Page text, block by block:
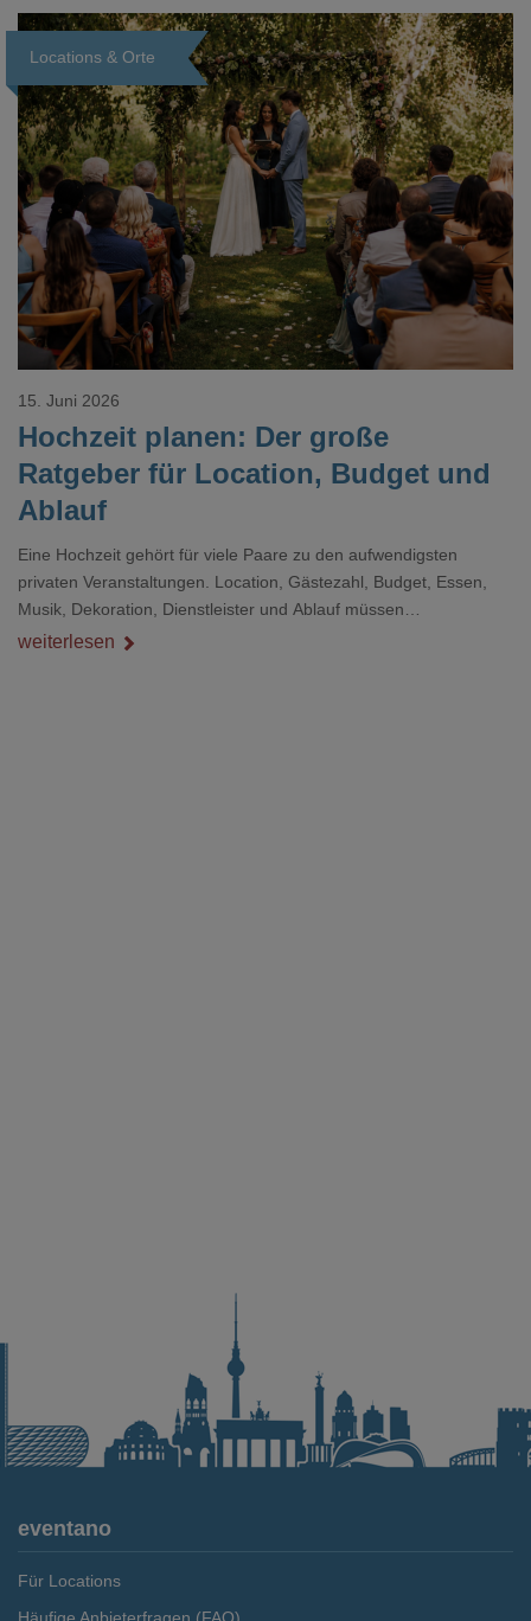
Dokument gesucht hat, kennt das mulmige Gefühl.
Locations & Orte
Loading...
Hochzeit planen: Der große
Ratgeber für Location, Budget und
Ablauf
15. Juni 2026
Eine Hochzeit gehört für viele Paare zu den aufwendigsten
privaten Veranstaltungen. Location, Gästezahl, Budget, Essen,
Musik, Dekoration, Dienstleister und Ablauf müssen
zusammenpassen, damit der Tag gut organisiert ist und trotzdem
weiterlesen
eventano
Für Locations